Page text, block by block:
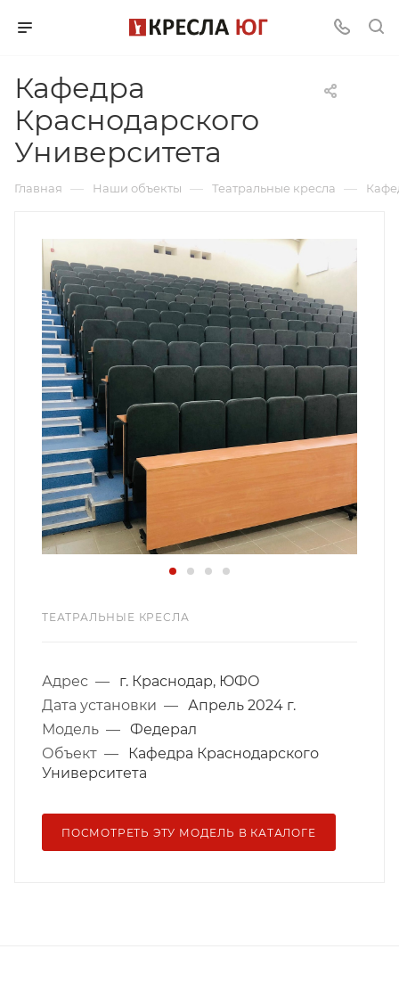
Кафедра
Краснодарского
Университета
Главная — Наши объекты — Театральные кресла —
ТЕАТРАЛЬНЫЕ КРЕСЛА
Адрес —
г. Краснодар, ЮФО
Дата установки — Апрель 2024 г.
Модель — Федерал
Объект —
Кафедра Краснодарского
Университета
ПОСМОТРЕТЬ ЭТУ МОДЕЛЬ В КАТАЛОГЕ